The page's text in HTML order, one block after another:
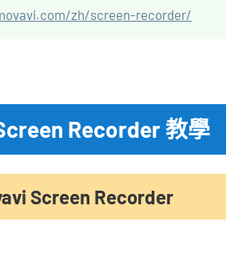
zh/screen-recorder/
Recorder 教學
Screen Recorder